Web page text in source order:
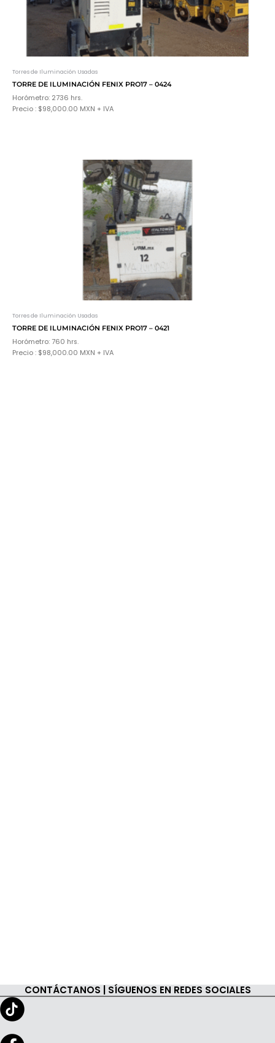
Torres de Iluminación Usadas
TORRE DE ILUMINACIÓN FENIX PRO17 – 0424
Horómetro: 2736 hrs.
Precio : $98,000.00 MXN + IVA
Torres de Iluminación Usadas
TORRE DE ILUMINACIÓN FENIX PRO17 – 0421
Horómetro: 760 hrs.
Precio : $98,000.00 MXN + IVA
CONTÁCTANOS | SÍGUENOS EN REDES SOCIALES